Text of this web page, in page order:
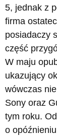
5, jednak z
firma
posiadaczy
część
W maju
ukazujący
wówczas
Sony oraz
tym roku.
o